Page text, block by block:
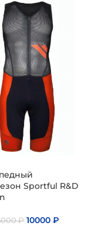
Sportful R&D
₽ 10000 ₽